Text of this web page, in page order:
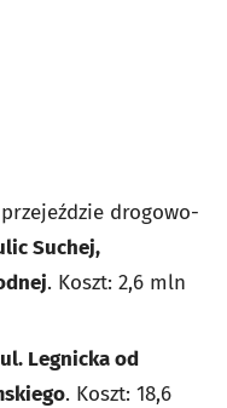
drogowo-
Suchej,
. Koszt: 2,6 mln
Legnicka od
. Koszt: 18,6